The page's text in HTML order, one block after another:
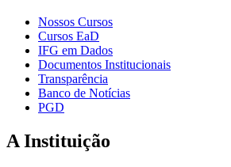
Nossos Cursos
Cursos EaD
IFG em Dados
Documentos Institucionais
Transparência
Banco de Notícias
PGD
A Instituição